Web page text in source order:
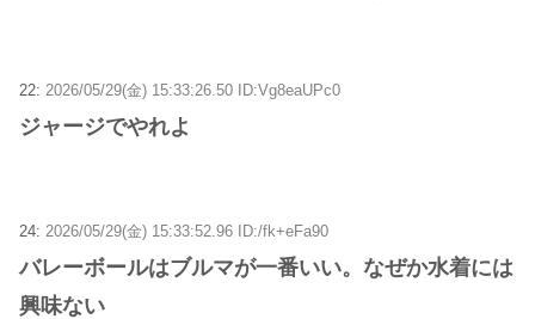
22: 2026/05/29(金) 15:33:26.50 ID:Vg8eaUPc0
ジャージでやれよ
24: 2026/05/29(金) 15:33:52.96 ID:/fk+eFa90
バレーボールはブルマが一番いい。なぜか水着には
興味ない